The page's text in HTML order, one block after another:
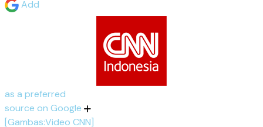
Add
as a preferred
source on Google
[Gambas:Video CNN]